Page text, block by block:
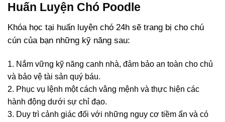
Huấn Luyện Chó Poodle
Khóa học tại huấn luyện chó 24h sẽ trang bị cho chú
cún của bạn những kỹ năng sau:
1. Nắm vững kỹ năng canh nhà, đảm bảo an toàn cho chủ
và bảo vệ tài sản quý báu.
2. Phục vụ lệnh một cách vâng mệnh và thực hiện các
hành động dưới sự chỉ đạo.
3. Duy trì cảnh giác đối với những nguy cơ tiềm ẩn và có